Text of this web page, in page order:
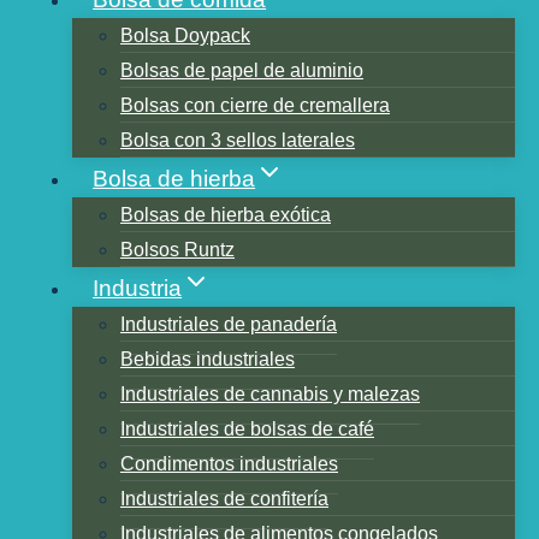
Bolsa Doypack
Bolsas de papel de aluminio
Bolsas con cierre de cremallera
Bolsa con 3 sellos laterales
Bolsa de hierba
Bolsas de hierba exótica
Bolsos Runtz
Industria
Industriales de panadería
Bebidas industriales
Industriales de cannabis y malezas
Industriales de bolsas de café
Condimentos industriales
Industriales de confitería
Industriales de alimentos congelados
Tabla de contenidos
1.¿Qué es una bolsa de PE?
2.¿Qué significa bolsa de PE?
3.10 tipos de bolsas de PE comunes y sus
usos, características
4. Proceso de producción de bolsas planas
de PE
5. Características de la bolsa de bolsillo
plana de PE:
6. Ventajas de la bolsa plana de PE
7. Cómo resolver los desafíos del
embalaje
8.4 formas de imprimir bolsas de PE